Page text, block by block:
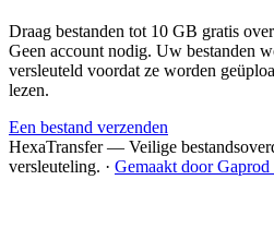
Draag bestanden tot 10 GB gratis
Geen account nodig. Uw bestanden
versleuteld voordat ze worden
lezen.
Een bestand verzenden
HexaTransfer — Veilige
versleuteling. · Gemaakt door